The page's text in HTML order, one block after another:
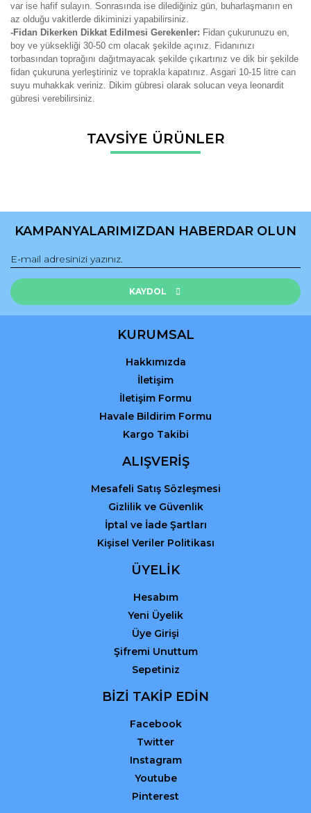
var ise hafif sulayın. Sonrasında ise dilediğiniz gün, buharlaşmanın en
az olduğu vakitlerde dikiminizi yapabilirsiniz.
-Fidan Dikerken Dikkat Edilmesi Gerekenler: Fidan çukurunuzu en,
boy ve yüksekliği 30-50 cm olacak şekilde açınız. Fidanınızı
torbasından toprağını dağıtmayacak şekilde çıkartınız ve dik bir şekilde
fidan çukuruna yerleştiriniz ve toprakla kapatınız. Asgari 10-15 litre can
suyu muhakkak veriniz. Dikim gübresi olarak solucan veya leonardit
gübresi verebilirsiniz.
Bu ürüne ilk yorumu siz yapın!
Bu ürünün fiyat bilgisi, resim, ürün açıklamalarında ve diğer
konularda yetersiz gördüğünüz noktaları öneri formunu
Ürün açıklamasında eksik bilgiler bulunuyor.
Ürün fiyatı diğer sitelerden daha pahalı.
Bu ürüne benzer farklı alternatifler olmalı.
Gönder
TAVSİYE ÜRÜNLER
KAMPANYALARIMIZDAN HABERDAR OLUN
KAYDOL
KURUMSAL
Hakkımızda
İletişim
İletişim Formu
Havale Bildirim Formu
Kargo Takibi
ALIŞVERİŞ
Mesafeli Satış Sözleşmesi
Gizlilik ve Güvenlik
İptal ve İade Şartları
Kişisel Veriler Politikası
ÜYELİK
Hesabım
Yeni Üyelik
Üye Girişi
Şifremi Unuttum
Sepetiniz
BİZİ TAKİP EDİN
Facebook
Twitter
Instagram
Youtube
Pinterest